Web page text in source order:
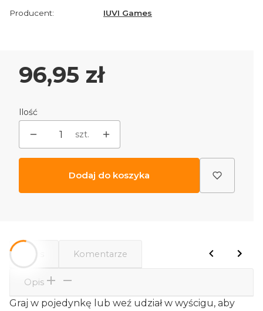
Producent:
IUVI Games
Cena
96,95 zł
Ilość
szt.
Dodaj do koszyka
Komentarze
Opis
Graj w pojedynkę lub weź udział w wyścigu, aby